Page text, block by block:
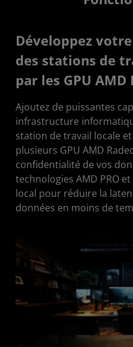
Développez
des stations de
par les GPU AMD
Ajoutez de puissantes
infrastructure
station de travail locale
plusieurs GPU AMD
confidentialité de vos
technologies AMD PRO
local pour réduire la
données en moins de